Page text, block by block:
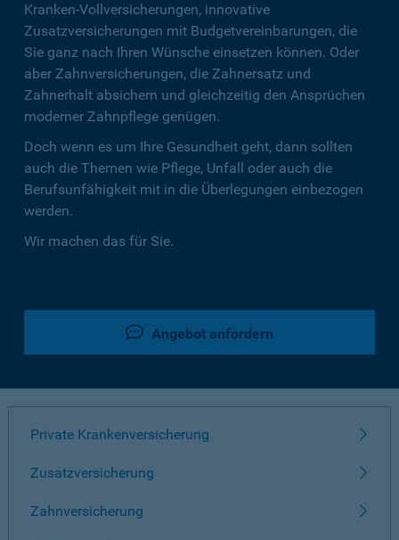
Kranken-Vollversicherungen, innovative
Zusatzversicherungen mit Budgetvereinbarungen, die
Sie ganz nach Ihren Wünsche einsetzen können. Oder
aber Zahnversicherungen, die Zahnersatz und
Zahnerhalt absichern und gleichzeitig den Ansprüchen
moderner Zahnpflege genügen.
Doch wenn es um Ihre Gesundheit geht, dann sollten
auch die Themen wie Pflege, Unfall oder auch die
Berufsunfähigkeit mit in die Überlegungen einbezogen
werden.
Wir machen das für Sie.
Angebot anfordern
Private Krankenversicherung
Zusatzversicherung
Zahnversicherung